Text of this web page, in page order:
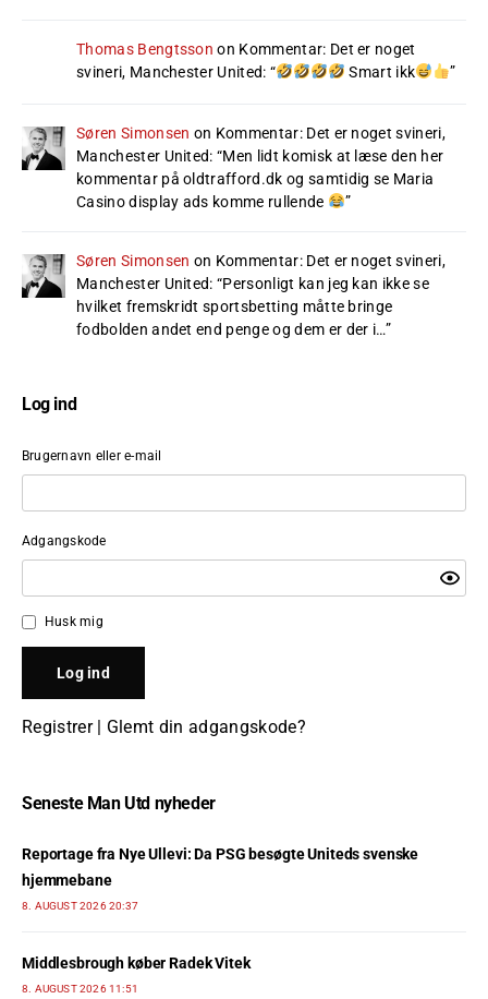
Thomas Bengtsson on Kommentar: Det er noget
svineri, Manchester United: “ Smart ikk ”
Søren Simonsen on Kommentar: Det er noget svineri,
Manchester United: “Men lidt komisk at læse den her
kommentar på oldtrafford.dk og samtidig se Maria
Casino display ads komme rullende
”
Søren Simonsen on Kommentar: Det er noget svineri,
Manchester United: “Personligt kan jeg kan ikke se
hvilket fremskridt sportsbetting måtte bringe
fodbolden andet end penge og dem er der i…”
Log ind
Brugernavn eller e-mail
Adgangskode
Husk mig
Registrer| Glemt din adgangskode?
Seneste Man Utd nyheder
Reportage fra Nye Ullevi: Da PSG besøgte Uniteds svenske
hjemmebane
8. AUGUST 2026 20:37
Middlesbrough køber Radek Vitek
8. AUGUST 2026 11:51